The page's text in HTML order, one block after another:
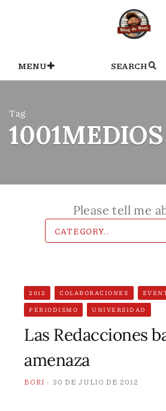
MENU SEARCH
Tag
1001MEDIOS
Please tell me
2012 COLABORACIONES
PERIODISMO UNIVERSIDAD
Las Redacciones
amenaza
BORI 30 DE JULIO DE 2012